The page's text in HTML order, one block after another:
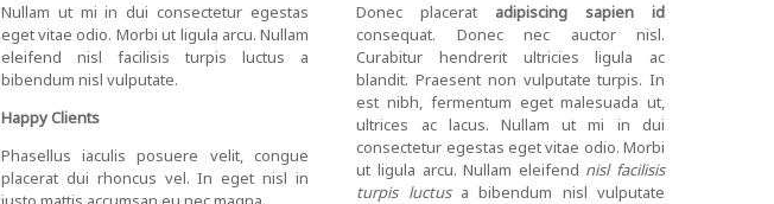
Nullam ut mi in dui consectetur egestas
eget vitae odio. Morbi ut ligula arcu. Nullam
eleifend nisl facilisis turpis luctus a
bibendum nisl vulputate.
Happy Clients
Phasellus iaculis posuere velit, congue
placerat dui rhoncus vel. In eget nisl in
Donec placerat adipiscing sapien id
consequat. Donec nec auctor nisl.
Curabitur hendrerit ultricies ligula ac
blandit. Praesent non vulputate turpis. In
est nibh, fermentum eget malesuada ut,
ultrices ac lacus. Nullam ut mi in dui
consectetur egestas eget vitae odio. Morbi
ut ligula arcu. Nullam eleifend nisl facilisis
turpis luctusa bibendum nisl vulputate